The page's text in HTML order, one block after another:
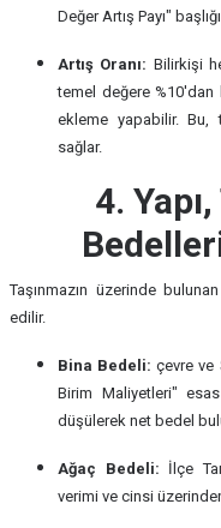
Değer Artış Payı"
Artış Oranı: Bilirkişi
temel değere
ekleme yapabilir. Bu,
sağlar.
4.
Taşınmazın üzerinde
edilir.
Bina Bedeli: çevre ve
Birim Maliyetleri" esas
düşülerek net bedel
Ağaç Bedeli: İlçe
verimi ve cinsi